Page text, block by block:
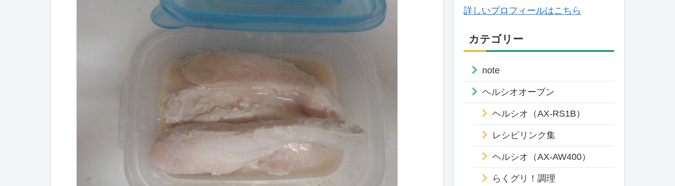
詳しいプロフィールはこちら
カテゴリー
note
ヘルシオオーブン
ヘルシオ（AX-RS1B）
レシピリンク集
ヘルシオ（AX-AW400）
らくグリ！調理